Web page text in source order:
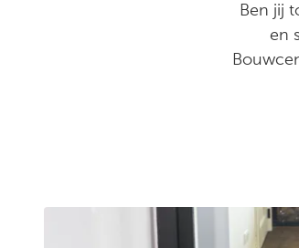
Ben jij
en